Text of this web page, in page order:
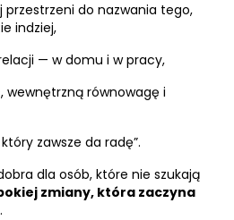
do nazwania tego,
indziej,
— w domu i w pracy,
wewnętrzną równowagę i
zawsze da radę”.
dla osób, które nie szukają
zmiany, która zaczyna
.